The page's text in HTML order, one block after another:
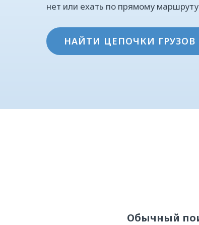
нет или ехать по прямому
НАЙТИ ЦЕПОЧКИ ГРУЗОВ
Обычный